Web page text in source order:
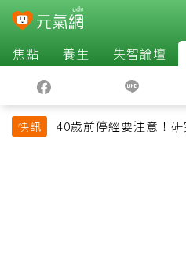
焦點 養生 失智論壇
快訊
40歲前停經要注意！